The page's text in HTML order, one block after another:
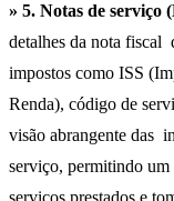
» 5. Notas de serviço
detalhes da nota fiscal
impostos como ISS
Renda), código de
visão abrangente das
serviço, permitindo